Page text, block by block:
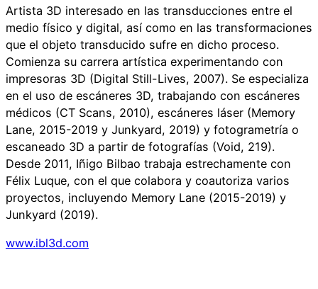
Artista 3D interesado en las transducciones entre el
medio físico y digital, así como en las transformaciones
que el objeto transducido sufre en dicho proceso.
Comienza su carrera artística experimentando con
impresoras 3D (Digital Still-Lives, 2007). Se especializa
en el uso de escáneres 3D, trabajando con escáneres
médicos (CT Scans, 2010), escáneres láser (Memory
Lane, 2015-2019 y Junkyard, 2019) y fotogrametría o
escaneado 3D a partir de fotografías (Void, 219).
Desde 2011, Iñigo Bilbao trabaja estrechamente con
Félix Luque, con el que colabora y coautoriza varios
proyectos, incluyendo Memory Lane (2015-2019) y
Junkyard (2019).
www.ibl3d.com